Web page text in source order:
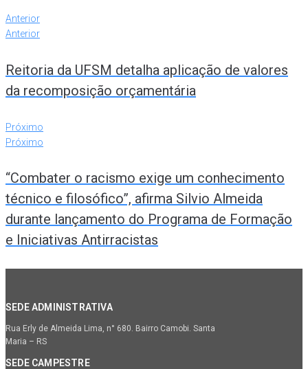
Anterior
Anterior
Reitoria da UFSM detalha aplicação de valores
da recomposição orçamentária
Próximo
Próximo
“Combater o racismo exige um conhecimento
técnico e filosófico”, afirma Silvio Almeida
durante lançamento do Programa de Formação
e Iniciativas Antirracistas
SEDE ADMINISTRATIVA
Rua Erly de Almeida Lima, n° 680. Bairro Camobi. Santa
Maria – RS
SEDE CAMPESTRE